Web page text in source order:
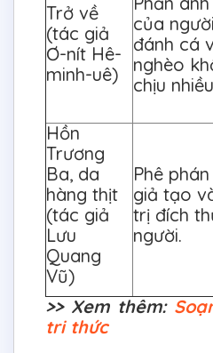
Trở về
(tác giả
Ơ-nít Hê-
minh-uê)
của
đánh cá
nghèo
chịu
Hồn
Trương
Ba, da
hàng thịt
(tác giả
Lưu
Quang
Vũ)
Phê
giả tạo
trị đích
người.
>> Xem thêm:
tri thức